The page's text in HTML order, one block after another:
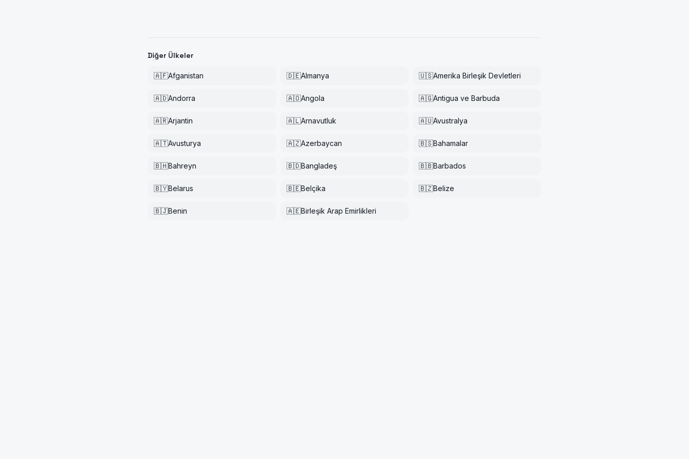
Diğer Ülkeler
🇦🇫Afganistan 🇩🇪Almanya 🇺🇸Amerika Birleşik Devletleri
🇦🇩Andorra 🇦🇴Angola 🇦🇬Antigua ve Barbuda
🇦🇷Arjantin 🇦🇱Arnavutluk 🇦🇺Avustralya
🇦🇹Avusturya 🇦🇿Azerbaycan 🇧🇸Bahamalar
🇧🇭Bahreyn 🇧🇩Bangladeş 🇧🇧Barbados
🇧🇾Belarus 🇧🇪Belçika 🇧🇿Belize
🇧🇯Benin 🇦🇪Birleşik Arap Emirlikleri